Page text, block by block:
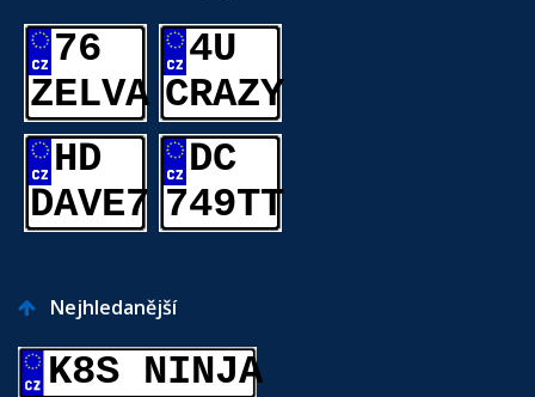
76
ZELVA
4U
CRAZY
HD
DAVE7
DC
749TT
Nejhledanější
K8S NINJA